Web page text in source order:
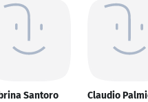
Santoro Claudio